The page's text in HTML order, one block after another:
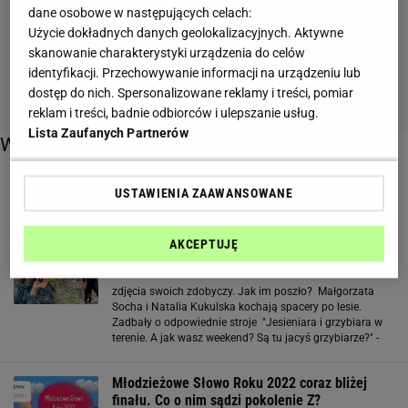
Więcej o:
Naturalne Kukulska i Socha wybrały się razem
do lasu. "Jesieniara i grzybiara"
zdjęcia swoich zdobyczy. Jak im poszło? Małgorzata
Socha i Natalia Kukulska kochają spacery po lesie.
Zadbały o odpowiednie stroje "Jesieniara i grzybiara w
terenie. A jak wasz weekend? Są tu jacyś grzybiarze?" -
Młodzieżowe Słowo Roku 2022 coraz bliżej
finału. Co o nim sądzi pokolenie Z?
dane osobowe w następujących celach:
Użycie dokładnych danych geolokalizacyjnych. Aktywne
skanowanie charakterystyki urządzenia do celów
identyfikacji. Przechowywanie informacji na urządzeniu lub
dostęp do nich. Spersonalizowane reklamy i treści, pomiar
reklam i treści, badnie odbiorców i ulepszanie usług.
Lista Zaufanych Partnerów
USTAWIENIA ZAAWANSOWANE
AKCEPTUJĘ